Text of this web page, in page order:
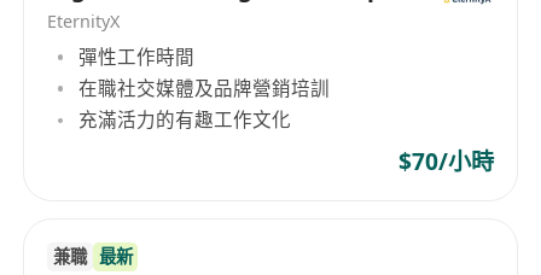
EternityX
彈性工作時間
在職社交媒體及品牌營銷培訓
充滿活力的有趣工作文化
$70/小時
兼職 最新